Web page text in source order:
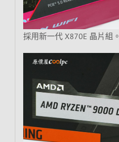
採用新一代 X870E 晶片組。